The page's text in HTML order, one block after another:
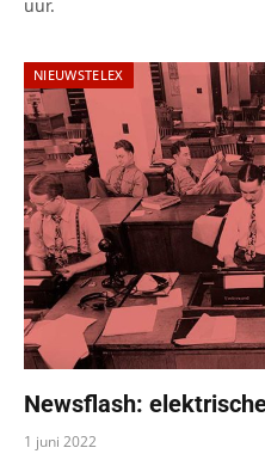
uur.
NIEUWSTELEX
Newsflash:
1 juni 2022